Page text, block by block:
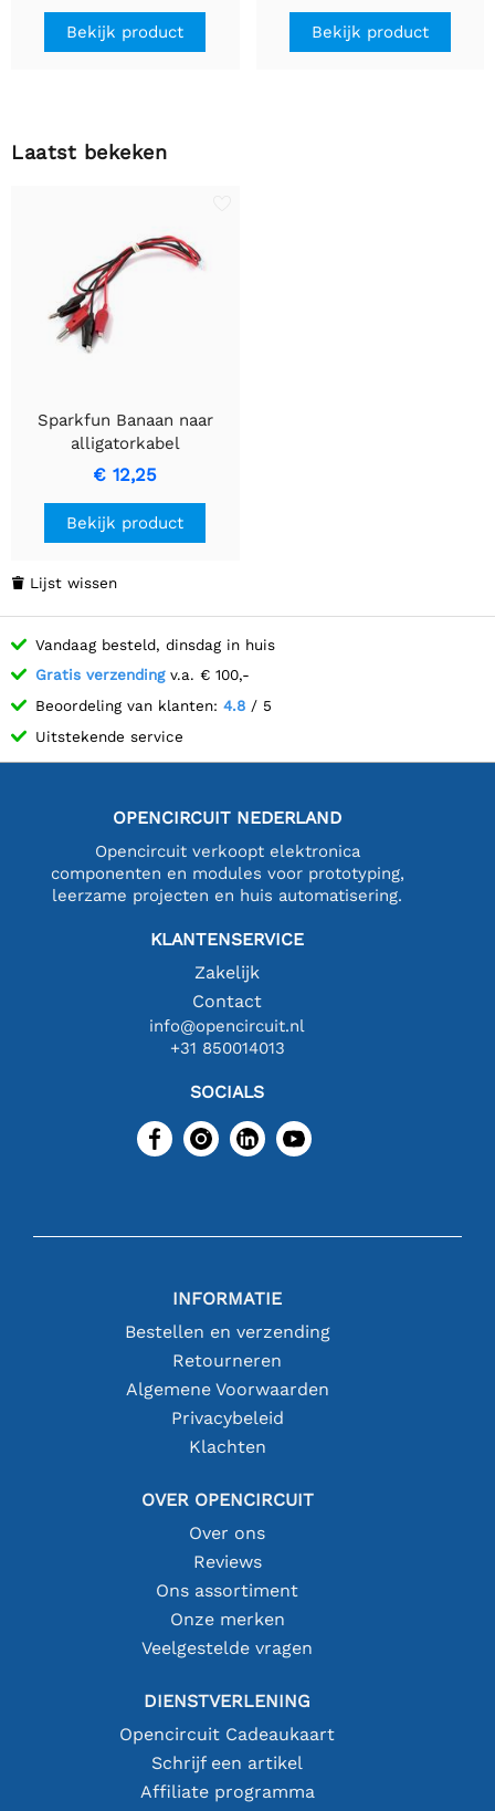
Bekijk product Bekijk product
Laatst bekeken
Sparkfun Banaan naar
alligatorkabel
€ 12,25
Bekijk product
 Lijst wissen
Vandaag besteld, dinsdag in huis
Gratis verzendingv.a. € 100,-
Beoordeling van klanten: 4.8 / 5
Uitstekende service
OPENCIRCUIT NEDERLAND
Opencircuit verkoopt elektronica
componenten en modules voor prototyping,
leerzame projecten en huis automatisering.
KLANTENSERVICE
Zakelijk
Contact
info@opencircuit.nl
+31 850014013
SOCIALS
INFORMATIE
Bestellen en verzending
Retourneren
Algemene Voorwaarden
Privacybeleid
Klachten
OVER OPENCIRCUIT
Over ons
Reviews
Ons assortiment
Onze merken
Veelgestelde vragen
DIENSTVERLENING
Opencircuit Cadeaukaart
Schrijf een artikel
Affiliate programma